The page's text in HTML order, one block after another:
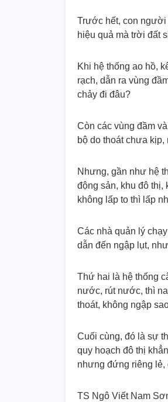
Trước hết, con người
hiệu quả mà trời đất
Khi hệ thống ao hồ,
rạch, dẫn ra vùng
chảy đi đâu?
Còn các vùng đầm
bộ do thoát chưa
Nhưng, gần như hệ
động sản, khu đô
không lấp to thì lấp
Các nhà quản lý
dẫn đến ngập lụt,
Thứ hai là hệ thống
nước, rút nước, thì
thoát, không ngập
Cuối cùng, đó là sự
quy hoạch đô thị
nhưng đứng riêng lẻ,
TS Ngô Viết Nam